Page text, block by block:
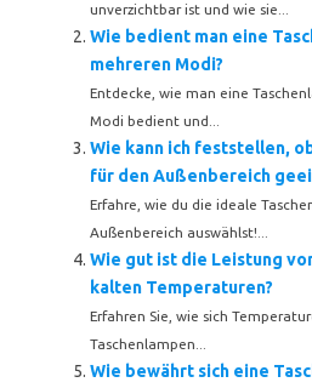
unverzichtbar ist und wie sie...
Wie bedient man eine
mehreren Modi?
Entdecke, wie man eine
Modi bedient und...
Wie kann ich feststellen,
für den Außenbereich
Erfahre, wie du die ideale
Außenbereich auswählst!...
Wie gut ist die Leistung
kalten Temperaturen?
Erfahren Sie, wie sich
Taschenlampen...
Wie bewährt sich eine